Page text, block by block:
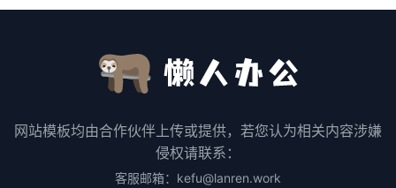
网站模板均由合作伙伴上传或提供，若您认为相关内容涉嫌
侵权请联系：
客服邮箱：kefu@lanren.work